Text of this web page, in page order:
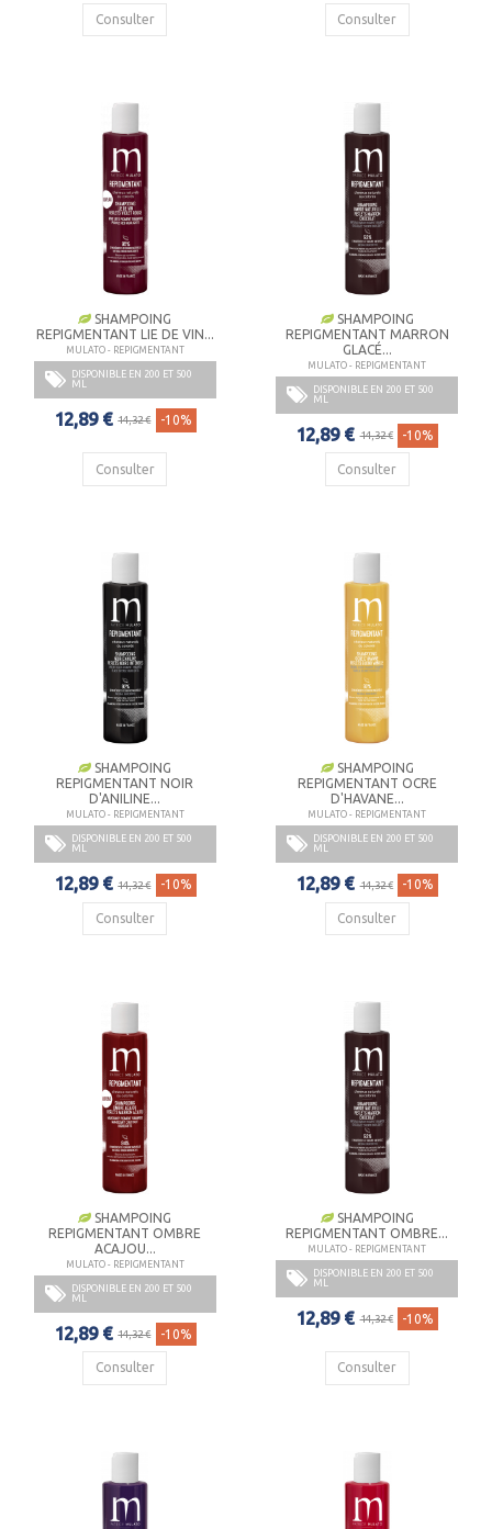
Consulter Consulter
SHAMPOING
REPIGMENTANT LIE DE VIN...
MULATO - REPIGMENTANT
DISPONIBLE EN 200 ET 500
ML
12,89 € 14,32 € -10%
Consulter
SHAMPOING
REPIGMENTANT MARRON
GLACÉ...
MULATO - REPIGMENTANT
DISPONIBLE EN 200 ET 500
ML
12,89 € 14,32 € -10%
Consulter
SHAMPOING
REPIGMENTANT NOIR
D'ANILINE...
MULATO - REPIGMENTANT
DISPONIBLE EN 200 ET 500
ML
12,89 € 14,32 € -10%
Consulter
SHAMPOING
REPIGMENTANT OCRE
D'HAVANE...
MULATO - REPIGMENTANT
DISPONIBLE EN 200 ET 500
ML
12,89 € 14,32 € -10%
Consulter
SHAMPOING
REPIGMENTANT OMBRE
ACAJOU...
MULATO - REPIGMENTANT
DISPONIBLE EN 200 ET 500
ML
12,89 € 14,32 € -10%
Consulter
SHAMPOING
REPIGMENTANT OMBRE...
MULATO - REPIGMENTANT
DISPONIBLE EN 200 ET 500
ML
12,89 € 14,32 € -10%
Consulter